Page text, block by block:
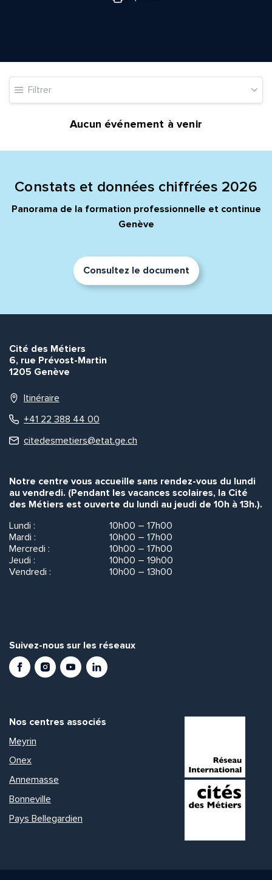
Filtrer
Aucun événement à venir
Constats et données chiffrées 2026
Panorama de la formation professionnelle et continue
Genève
Consultez le document
Cité des Métiers
6, rue Prévost-Martin
1205 Genève
Itinéraire
+41 22 388 44 00
citedesmetiers@etat.ge.ch
Notre centre vous accueille sans rendez-vous du lundi
au vendredi. (Pendant les vacances scolaires, la Cité
des Métiers est ouverte du lundi au jeudi de 10h à 13h.).
Lundi :
10h00 – 17h00
Mardi :
10h00 – 17h00
Mercredi :
10h00 – 17h00
Jeudi :
10h00 – 19h00
Vendredi :
10h00 – 13h00
Suivez-nous sur les réseaux
FacebookInstagramYoutubeLinkedIn
Nos centres associés
Meyrin
Onex
Annemasse
Bonneville
Pays Bellegardien
Adresse e-mail*
Envoyer
Quelle est la pertinence de cette page?
Envoyer